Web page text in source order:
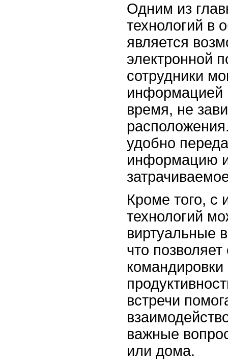
Одним из
технологий в
является
электронной
сотрудники
информацией
время, не
удобно
информацию
Кроме того, с
технологий
виртуальные
что позволяет
командировки
встречи
важные
или дома.